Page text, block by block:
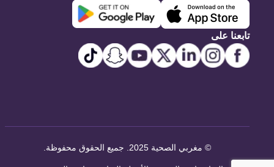
تابعنا على
© مغربي الصحية 2025. جميع الحقوق محفوظة